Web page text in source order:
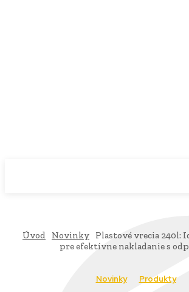
Úvod Novinky
Plastové vrecia 240l:
pre efektívne nakladanie s
Novinky Produkty